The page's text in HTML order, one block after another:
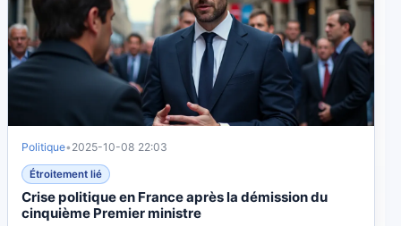
Politique• 2025-10-08 22:03
Étroitement lié
Crise politique en France après la démission du
cinquième Premier ministre